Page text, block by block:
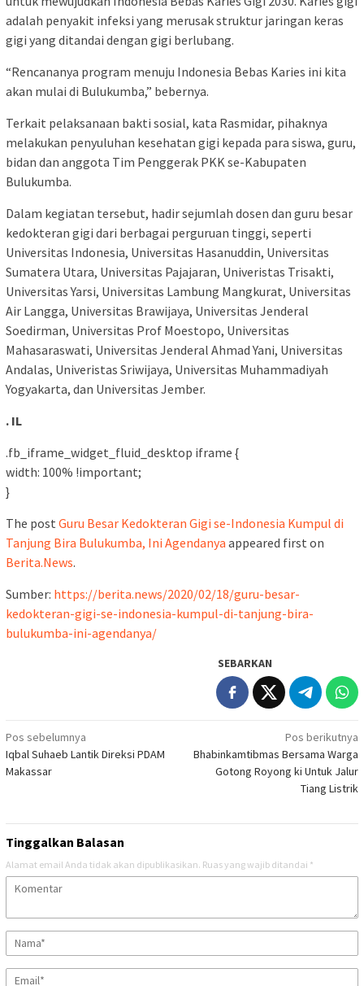
adalah penyakit infeksi yang merusak struktur jaringan keras
gigi yang ditandai dengan gigi berlubang.
“Rencananya program menuju Indonesia Bebas Karies ini kita
akan mulai di Bulukumba,” bebernya.
Terkait pelaksanaan bakti sosial, kata Rasmidar, pihaknya
melakukan penyuluhan kesehatan gigi kepada para siswa, guru,
bidan dan anggota Tim Penggerak PKK se-Kabupaten
Bulukumba.
Dalam kegiatan tersebut, hadir sejumlah dosen dan guru besar
kedokteran gigi dari berbagai perguruan tinggi, seperti
Universitas Indonesia, Universitas Hasanuddin, Universitas
Sumatera Utara, Universitas Pajajaran, Univeristas Trisakti,
Universitas Yarsi, Universitas Lambung Mangkurat, Universitas
Air Langga, Universitas Brawijaya, Universitas Jenderal
Soedirman, Universitas Prof Moestopo, Universitas
Mahasaraswati, Universitas Jenderal Ahmad Yani, Universitas
Andalas, Univeristas Sriwijaya, Universitas Muhammadiyah
Yogyakarta, dan Universitas Jember.
. IL
.fb_iframe_widget_fluid_desktop iframe {
width: 100% !important;
}
The post Guru Besar Kedokteran Gigi se-Indonesia Kumpul di
Tanjung Bira Bulukumba, Ini Agendanya appeared first on
Berita.News.
Sumber: https://berita.news/2020/02/18/guru-besar-
kedokteran-gigi-se-indonesia-kumpul-di-tanjung-bira-
bulukumba-ini-agendanya/
SEBARKAN
Navigasi
pos
Pos sebelumnya
Iqbal Suhaeb Lantik Direksi PDAM
Makassar
Pos berikutnya
Bhabinkamtibmas Bersama Warga
Gotong Royong ki Untuk Jalur
Tiang Listrik
Tinggalkan Balasan
Alamat email Anda tidak akan dipublikasikan. Ruas yang wajib ditandai *